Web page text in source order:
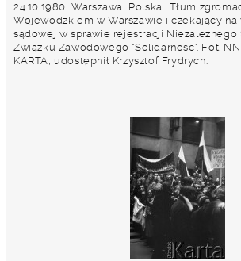
24.10.1980, Warszawa, Polska.. Tłum
Wojewódzkiem w Warszawie i czekający na
sądowej w sprawie rejestracji Niezależnego
Związku Zawodowego "Solidarność". Fot.
KARTA, udostępnił Krzysztof Frydrych.